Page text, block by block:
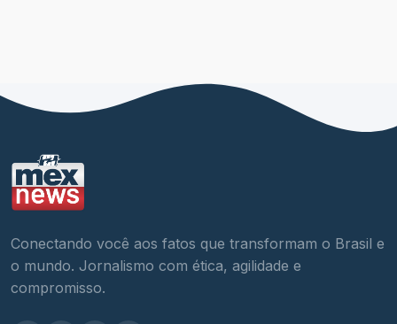
Conectando você aos fatos que transformam o Brasil e
o mundo. Jornalismo com ética, agilidade e
compromisso.